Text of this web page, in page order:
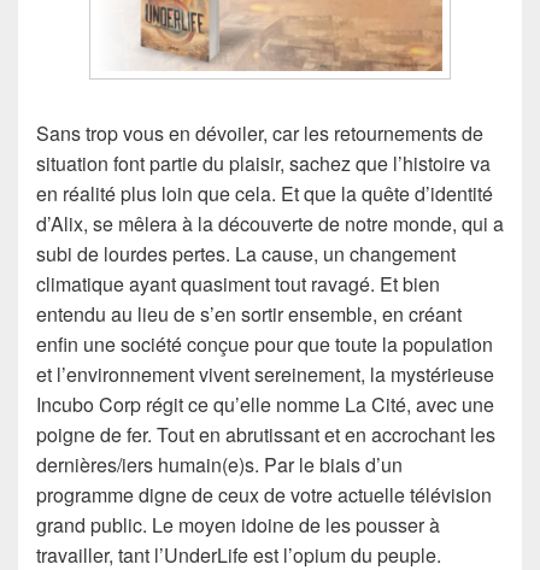
Sans trop vous en dévoiler, car les retournements de
situation font partie du plaisir, sachez que l’histoire va
en réalité plus loin que cela. Et que la quête d’identité
d’Alix, se mêlera à la découverte de notre monde, qui a
subi de lourdes pertes. La cause, un changement
climatique ayant quasiment tout ravagé. Et bien
entendu au lieu de s’en sortir ensemble, en créant
enfin une société conçue pour que toute la population
et l’environnement vivent sereinement, la mystérieuse
Incubo Corp régit ce qu’elle nomme La Cité, avec une
poigne de fer. Tout en abrutissant et en accrochant les
dernières/iers humain(e)s. Par le biais d’un
programme digne de ceux de votre actuelle télévision
grand public. Le moyen idoine de les pousser à
travailler, tant l’UnderLife est l’opium du peuple.